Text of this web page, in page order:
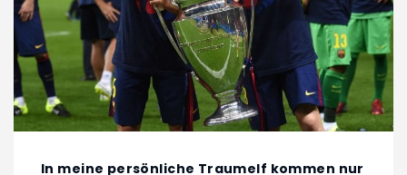
In meine persönliche Traumelf kommen nur